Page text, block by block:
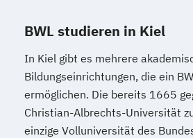
BWL studieren in Kiel
In Kiel gibt es mehrere
Bildungseinrichtungen, die ein
ermöglichen. Die bereits 1665
Christian-Albrechts-Universität
einzige Volluniversität des